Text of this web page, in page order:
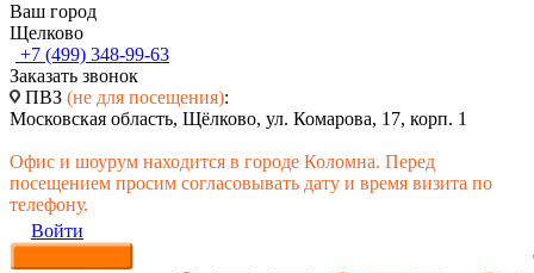
Ваш город
Щелково
+7 (499) 348-99-63
Заказать звонок
ПВЗ (не для посещения):
Московская область, Щёлково, ул. Комарова, 17, корп. 1
Офис и шоурум находится в городе Коломна. Перед
посещением просим согласовывать дату и время визита по
телефону.
Войти